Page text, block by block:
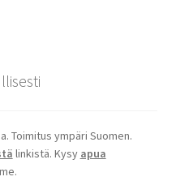
Toimitus ympäri Suomen.
linkistä. Kysy apua